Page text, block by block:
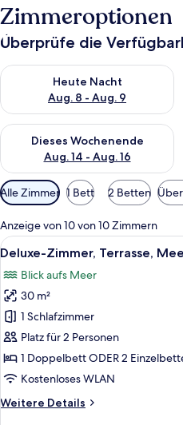
Zimmeroptionen
Überprüfe die
Heute Nacht
Aug. 8 - Aug. 9
Überprüfe die Verfügbarkeit
Dieses Wochenende
Aug. 14 - Aug. 16
Überprüfe die Verfügbarkeit
Verfügbare
Filter
für
Zimmer
Alle Zimmer 1 Bett 2 Betten
Anzeige von 10 von 10 Zimmern
Alle
Fotos
für
Deluxe-
Zimmer,
Terrasse,
Meerblick
anzeigen
6
Deluxe-Zimmer, Terrasse,
Blick aufs Meer
30 m²
1 Schlafzimmer
Platz für 2 Personen
1 Doppelbett ODER 2
Kostenloses WLAN
Weitere Details
Weitere